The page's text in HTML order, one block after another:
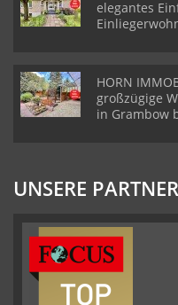
elegantes
HORN
großzügige
in Grambow
UNSERE